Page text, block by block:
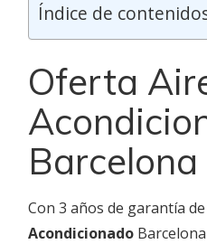
Índice de
Oferta
Barcelona
Con 3 años de garantía
Acondicionado